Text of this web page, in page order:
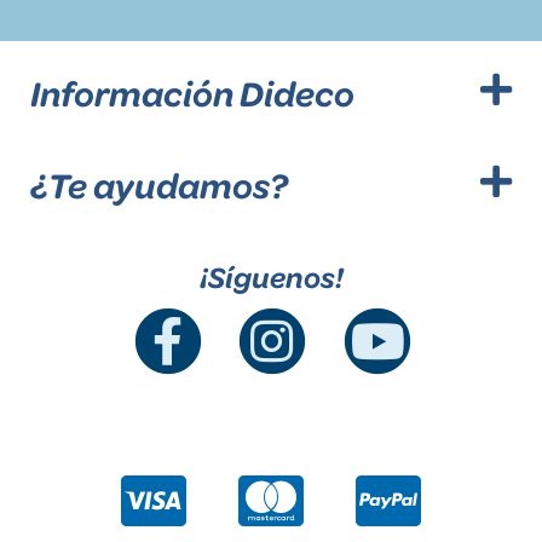
Información Dideco
¿Te ayudamos?
¡Síguenos!